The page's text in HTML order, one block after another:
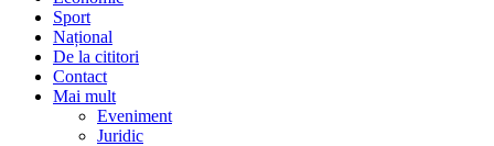
Sport
Național
De la cititori
Contact
Mai mult
Eveniment
Juridic